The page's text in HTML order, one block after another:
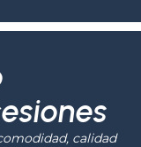
calidad